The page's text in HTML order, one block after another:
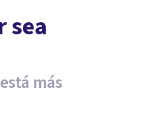
sea
más